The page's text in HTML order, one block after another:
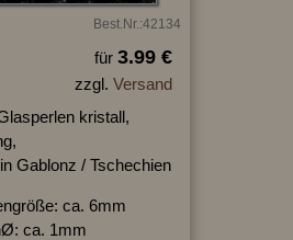
Best.Nr.:42134
für 3.99 €
zzgl. Versand
kristall,
Gablonz / Tschechien
ca. 6mm
ca. 1mm